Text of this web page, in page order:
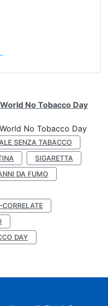
No Tobacco Day
No Tobacco Day
SENZA TABACCO
SIGARETTA
DA FUMO
DAY